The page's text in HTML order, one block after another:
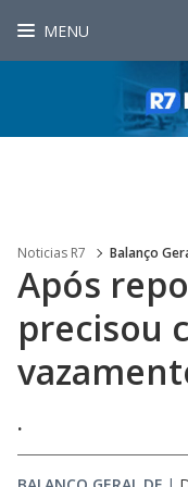
MENU
Noticias R7 Balanço
Após
precisou
.